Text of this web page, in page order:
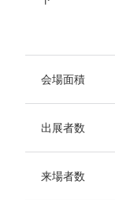
会場面積
出展者数
来場者数